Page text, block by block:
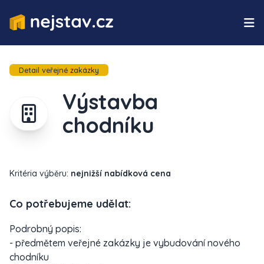
Detail veřejné zakázky
Výstavba
chodníku
Kritéria výběru: nejnižší nabídková cena
Co potřebujeme udělat:
Podrobný popis:
- předmětem veřejné zakázky je vybudování nového
chodníku